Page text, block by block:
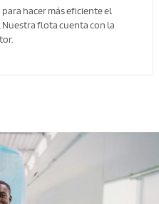
hacer más eficiente el
flota cuenta con la